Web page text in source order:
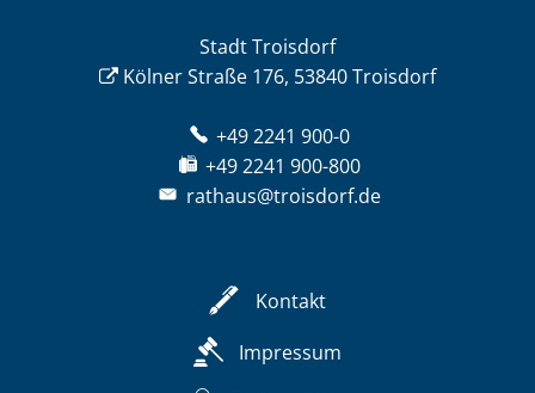
Stadt Troisdorf
Kölner Straße 176, 53840 Troisdorf
+49 2241 900-0
+49 2241 900-800
rathaus@troisdorf.de
Kontakt
Impressum